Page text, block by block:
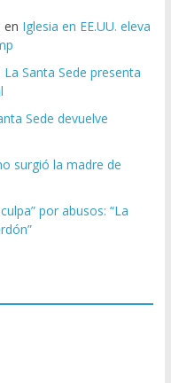
en Iglesia en EE.UU. eleva
La Santa Sede presenta
Sede devuelve
surgió la madre de
por abusos: “La